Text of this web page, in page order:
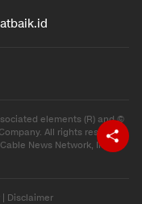
elements (R) and ©
All rights reserved.
News Network, Inc.,
Disclaimer